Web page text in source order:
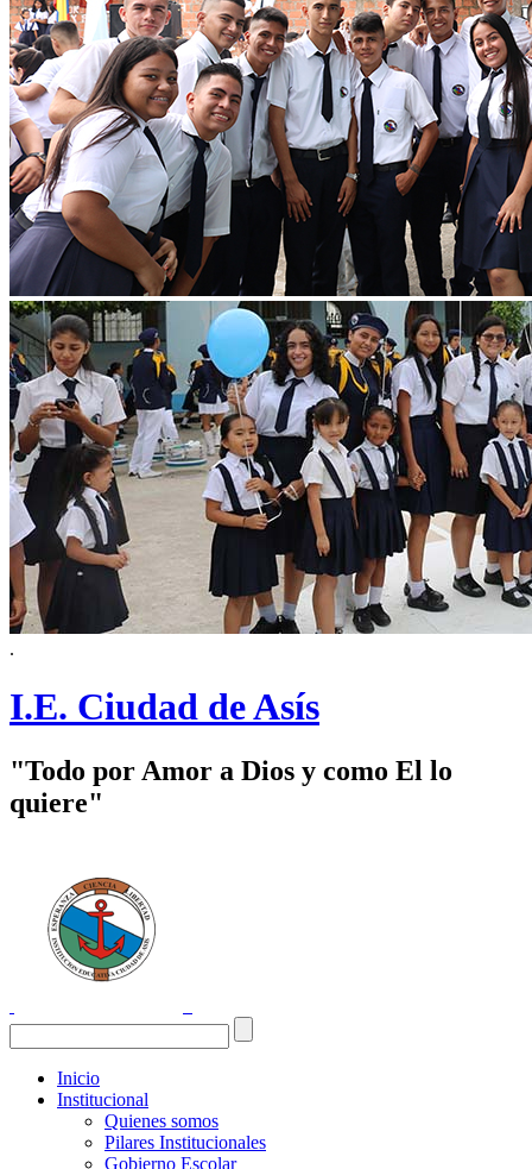
.
I.E. Ciudad de Asís
"Todo por Amor a Dios y como El lo
quiere"
Inicio
Institucional
Quienes somos
Pilares Institucionales
Gobierno Escolar